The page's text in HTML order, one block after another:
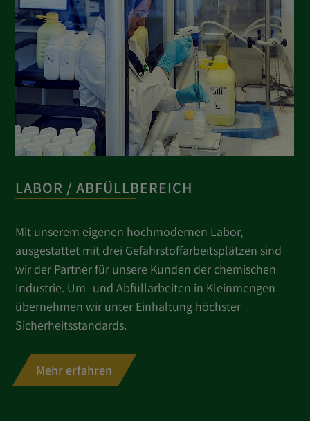
LABOR / ABFÜLLBEREICH
Mit unserem eigenen hochmodernen Labor,
ausgestattet mit drei Gefahrstoffarbeitsplätzen sind
wir der Partner für unsere Kunden der chemischen
Industrie. Um- und Abfüllarbeiten in Kleinmengen
übernehmen wir unter Einhaltung höchster
Sicherheitsstandards.
Mehr erfahren